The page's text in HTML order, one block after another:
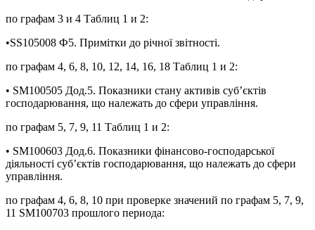
по графам 3 и 4 Таблиц 1 и 2:
•SS105008 Ф5. Примітки до річної звітності.
по графам 4, 6, 8, 10, 12, 14, 16, 18 Таблиц 1 и 2:
• SM100505 Дод.5. Показники стану активів суб’єктів
господарювання, що належать до сфери управління.
по графам 5, 7, 9, 11 Таблиц 1 и 2:
• SM100603 Дод.6. Показники фінансово-господарської
діяльності суб’єктів господарювання, що належать до сфери
управління.
по графам 4, 6, 8, 10 при проверке значений по графам 5, 7, 9,
11 SM100703 прошлого периода: